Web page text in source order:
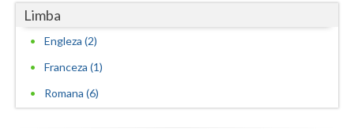
Limba
Engleza (2)
Franceza (1)
Romana (6)